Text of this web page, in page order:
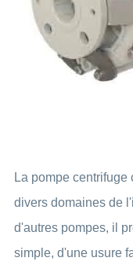
La pompe
divers domaines de
d'autres pompes, il
simple, d'une usure